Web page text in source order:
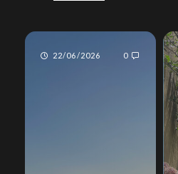
22/06/2026 0